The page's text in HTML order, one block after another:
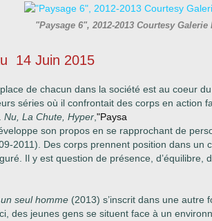
"Paysage 6", 2012-2013 Courtesy Galerie
14 Juin 2015
de chacun dans la société est au coeur
séries où il confrontait des corps en action
Nu, La Chute, Hyper "Paysa
son propos en se rapprochant de
2011). Des corps prennent position dans un
Il y est question de présence, d’équilibre,
seul homme (2013) s’inscrit dans une autre
des jeunes gens se situent face à un